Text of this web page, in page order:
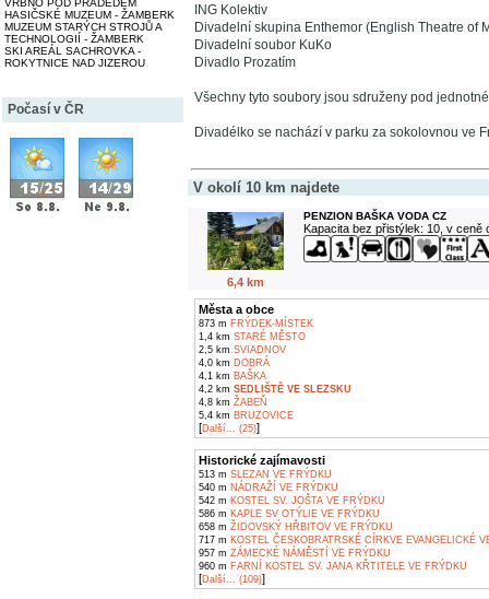
VRBNO POD PRADĚDEM
HASIČSKÉ MUZEUM - ŽAMBERK
MUZEUM STARÝCH STROJŮ A
TECHNOLOGIÍ - ŽAMBERK
SKI AREÁL SACHROVKA -
ROKYTNICE NAD JIZEROU
Počasí v ČR
ING Kolektiv
Divadelní skupina Enthemor (English Theatre of
Divadelní soubor KuKo
Divadlo Prozatím
Všechny tyto soubory jsou sdruženy pod
Divadélko se nachází v parku za sokolovnou ve
V okolí 10 km najdete
6,4 km
PENZION BAŠKA VODA CZ
Kapacita bez přistýlek: 10, v ceně
Města a obce
873 m FRÝDEK-MÍSTEK
1,4 km STARÉ MĚSTO
2,5 km SVIADNOV
4,0 km DOBRÁ
4,1 km BAŠKA
4,2 km SEDLIŠTĚ VE SLEZSKU
4,8 km ŽABEŇ
5,4 km BRUZOVICE
[Další... (25)]
Historické zajímavosti
513 m SLEZAN VE FRÝDKU
540 m NÁDRAŽÍ VE FRÝDKU
542 m KOSTEL SV. JOŠTA VE FRÝDKU
586 m KAPLE SV OTÝLIE VE FRÝDKU
658 m ŽIDOVSKÝ HŘBITOV VE FRÝDKU
717 m KOSTEL ČESKOBRATRSKÉ CÍRKVE EVANGELICKÉ
957 m ZÁMECKÉ NÁMĚSTÍ VE FRÝDKU
960 m FARNÍ KOSTEL SV. JANA KŘTITELE VE FRÝDKU
[Další... (109)]